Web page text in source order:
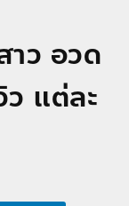
ว อวด
แต่ละ